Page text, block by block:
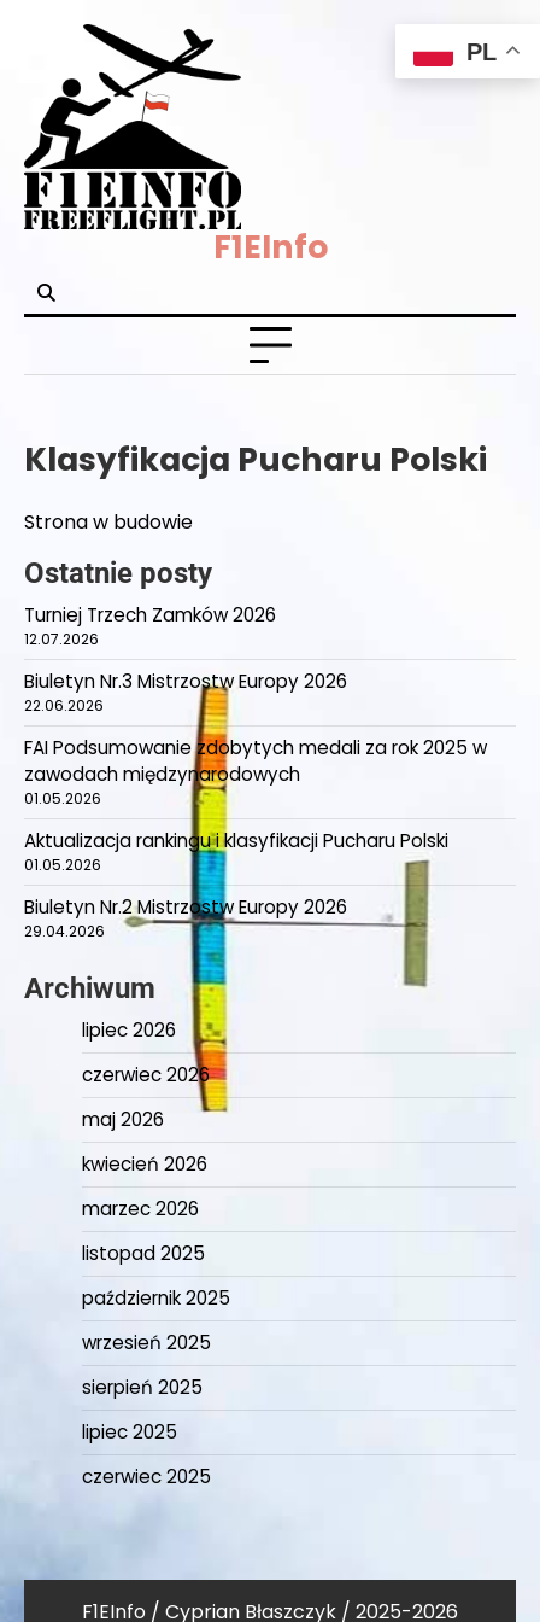
content
F1EInfo
Klasyfikacja Pucharu Polski
Strona w budowie
Ostatnie posty
Turniej Trzech Zamków 2026
12.07.2026
Biuletyn Nr.3 Mistrzostw Europy 2026
22.06.2026
FAI Podsumowanie zdobytych medali za rok 2025 w
zawodach międzynarodowych
01.05.2026
Aktualizacja rankingu i klasyfikacji Pucharu Polski
01.05.2026
Biuletyn Nr.2 Mistrzostw Europy 2026
29.04.2026
Archiwum
lipiec 2026
czerwiec 2026
maj 2026
kwiecień 2026
marzec 2026
listopad 2025
październik 2025
wrzesień 2025
sierpień 2025
lipiec 2025
czerwiec 2025
F1EInfo / Cyprian Błaszczyk / 2025-2026
PL